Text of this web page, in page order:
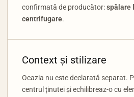
confirmată de producător:spălare
centrifugare.
Context și stilizare
Ocazia nu este declarată separat.
centrul ținutei și echilibreaz-o cu